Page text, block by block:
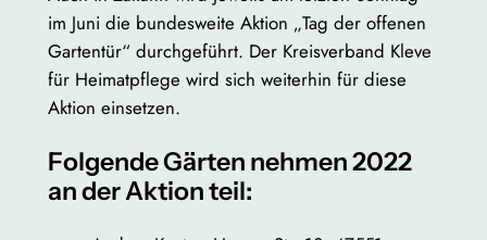
im Juni die bundesweite Aktion „Tag der offenen
Gartentür“ durchgeführt. Der Kreisverband Kleve
für Heimatpflege wird sich weiterhin für diese
Aktion einsetzen.
Folgende Gärten nehmen 2022
an der Aktion teil: